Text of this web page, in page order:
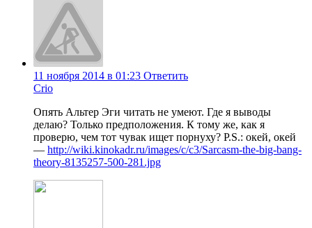
11 ноября 2014 в 01:23 Ответить
Crio
Опять Альтер Эги читать не умеют. Где я выводы
делаю? Только предположения. К тому же, как я
проверю, чем тот чувак ищет порнуху? P.S.: окей, окей
— http://wiki.kinokadr.ru/images/c/c3/Sarcasm-the-big-bang-
theory-8135257-500-281.jpg